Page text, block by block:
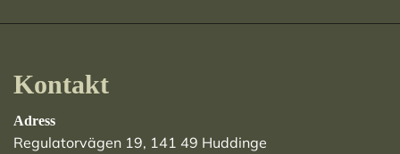
Kontakt
Adress
Regulatorvägen 19, 141 49 Huddinge